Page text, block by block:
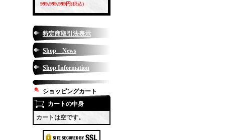
999,999,999円(税込)
特定商取引法表示
Shop News
Shop Information
ショッピングカート
カートの中身
カートは空です。